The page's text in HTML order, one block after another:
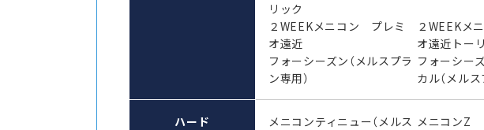
リック
２WEEKメニコン プレミ
オ遠近
２WEEKメ
オ遠近トー
フォーシーズン（メルスプラ
ン専用）
フォーシー
カル（メル
ハード
メニコンティニュー（メルス メニコンZ